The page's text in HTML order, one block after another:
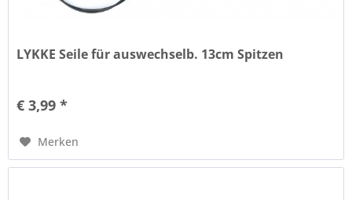
LYKKE Seile für auswechselb. 13cm Spitzen
€ 3,99 *
Merken